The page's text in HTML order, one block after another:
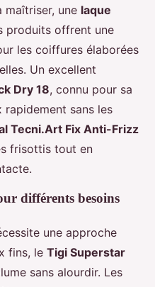
maîtriser, une laque
produits offrent une
les coiffures élaborées
Un excellent
Dry 18, connu pour sa
sans les
Tecni.Art Fix Anti-Frizz
frisottis tout en
différents besoins
une approche
fins, le Tigi Superstar
sans alourdir. Les